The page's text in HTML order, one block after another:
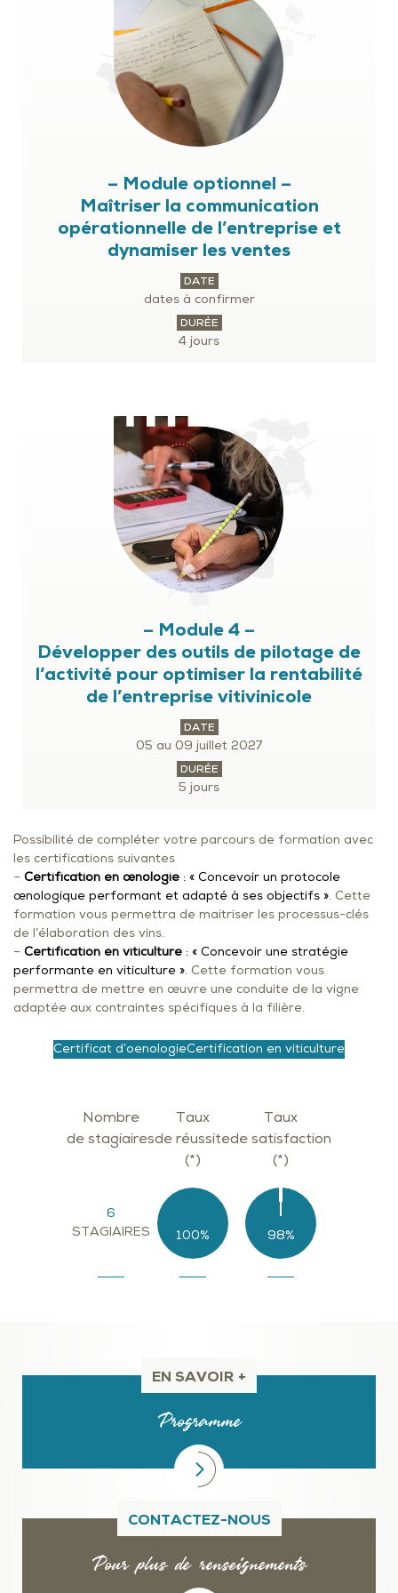
– Module optionnel –
Maîtriser la communication
opérationnelle de l’entreprise et
dynamiser les ventes
DATE
dates à confirmer
DURÉE
4 jours
– Module 4 –
Développer des outils de pilotage de
l’activité pour optimiser la rentabilité
de l’entreprise vitivinicole
DATE
05 au 09 juillet 2027
DURÉE
5 jours
Possibilité de compléter votre parcours de formation avec
les certifications suivantes
– Certification en œnologie : « Concevoir un protocole
œnologique performant et adapté à ses objectifs ». Cette
formation vous permettra de maitriser les processus-clés
de l’élaboration des vins.
– Certification en viticulture : « Concevoir une stratégie
performante en viticulture ». Cette formation vous
permettra de mettre en œuvre une conduite de la vigne
adaptée aux contraintes spécifiques à la filière.
Certificat d’oenologieCertification en viticulture
Nombre
de stagiaires
6
STAGIAIRES
Taux
de réussite
(*)
100%
Taux
de satisfaction
(*)
98%
EN SAVOIR +
Programme
CONTACTEZ-NOUS
Pour plus de renseignements